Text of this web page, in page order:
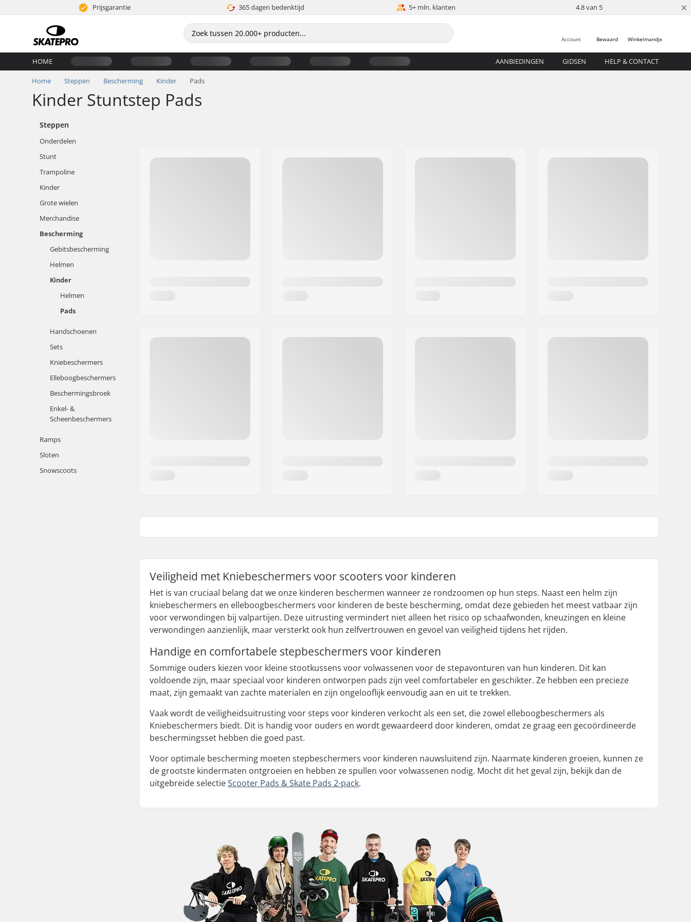
Prijsgarantie 365 dagen bedenktijd 5+ mln. klanten 4.8 van 5 ×
Winkelmandje
Bewaard
Account
HOME AANBIEDINGEN GIDSEN HELP & CONTACT
Home Steppen Bescherming Kinder Pads
Kinder Stuntstep Pads
Steppen
Onderdelen
Stunt
Trampoline
Kinder
Grote wielen
Merchandise
Bescherming
Gebitsbescherming
Helmen
Kinder
Helmen
Pads
Handschoenen
Sets
Kniebeschermers
Elleboogbeschermers
Beschermingsbroek
Enkel- &
Scheenbeschermers
Ramps
Sloten
Snowscoots
Veiligheid met Kniebeschermers voor scooters voor kinderen
Het is van cruciaal belang dat we onze kinderen beschermen wanneer ze rondzoomen op hun steps. Naast een helm zijn
kniebeschermers en elleboogbeschermers voor kinderen de beste bescherming, omdat deze gebieden het meest vatbaar zijn
voor verwondingen bij valpartijen. Deze uitrusting vermindert niet alleen het risico op schaafwonden, kneuzingen en kleine
verwondingen aanzienlijk, maar versterkt ook hun zelfvertrouwen en gevoel van veiligheid tijdens het rijden.
Handige en comfortabele stepbeschermers voor kinderen
Sommige ouders kiezen voor kleine stootkussens voor volwassenen voor de stepavonturen van hun kinderen. Dit kan
voldoende zijn, maar speciaal voor kinderen ontworpen pads zijn veel comfortabeler en geschikter. Ze hebben een precieze
maat, zijn gemaakt van zachte materialen en zijn ongelooflijk eenvoudig aan en uit te trekken.
Vaak wordt de veiligheidsuitrusting voor steps voor kinderen verkocht als een set, die zowel elleboogbeschermers als
Kniebeschermers biedt. Dit is handig voor ouders en wordt gewaardeerd door kinderen, omdat ze graag een gecoördineerde
beschermingsset hebben die goed past.
Voor optimale bescherming moeten stepbeschermers voor kinderen nauwsluitend zijn. Naarmate kinderen groeien, kunnen ze
de grootste kindermaten ontgroeien en hebben ze spullen voor volwassenen nodig. Mocht dit het geval zijn, bekijk dan de
uitgebreide selectieScooter Pads & Skate Pads 2-pack.